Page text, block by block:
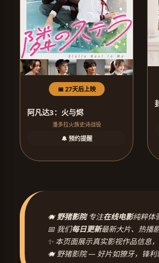
📅 27天后上映
阿凡达3：火与烬
潘多拉火族史诗战役
🔔 预约提醒
🐗野猪影院专注在线电影纯粹体
📅 我们每日更新最新大片、热播
✨ 本页面展示真实影视作品信息
🐗 野猪影院 — 好片如獠牙，锋利